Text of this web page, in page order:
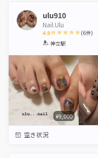
ulu910
Nail.Ulu
4.9
1 2 3
(6件)
神立駅
¥9,000
空き状況